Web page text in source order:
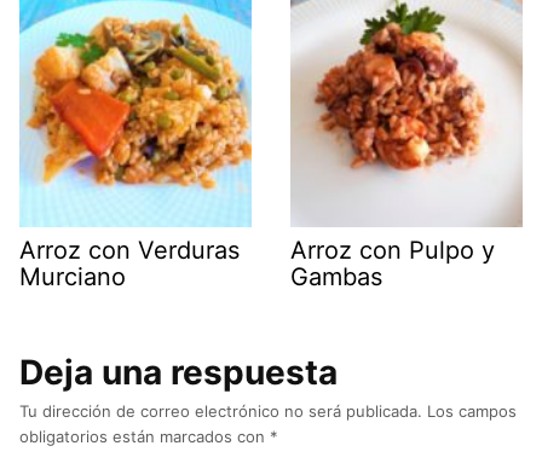
Arroz con Verduras
Murciano
Arroz con Pulpo y
Gambas
Deja una respuesta
Tu dirección de correo electrónico no será publicada. Los campos
obligatorios están marcados con *